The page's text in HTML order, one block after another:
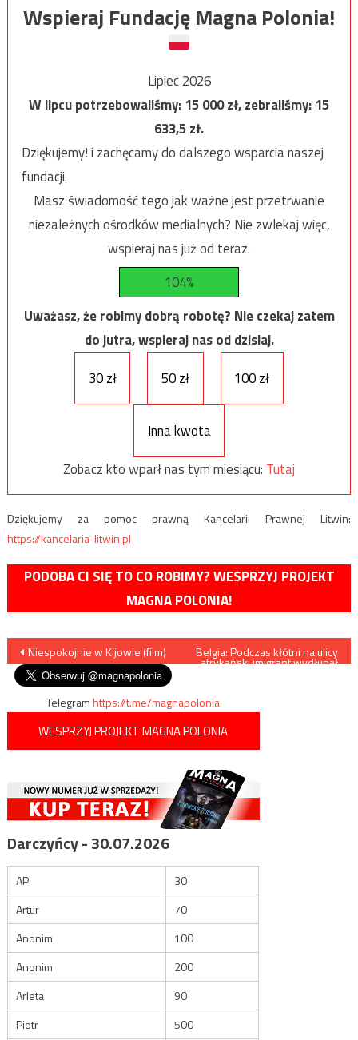
Wspieraj Fundację Magna Polonia!
Lipiec 2026
W lipcu potrzebowaliśmy:15 000zł, zebraliśmy:15
633,5zł.
Dziękujemy! i zachęcamy do dalszego wsparcia naszej
fundacji.
Masz świadomość tego jak ważne jest przetrwanie
niezależnych ośrodków medialnych? Nie zwlekaj więc,
wspieraj nas już od teraz.
104%
Uważasz, że robimy dobrą robotę? Nie czekaj zatem
do jutra, wspieraj nas od dzisiaj.
30 zł
50 zł 100 zł
Inna kwota
Zobacz kto wparł nas tym miesiącu: Tutaj
Dziękujemy za pomoc prawną Kancelarii Prawnej Litwin:
https://kancelaria-litwin.pl
PODOBA CI SIĘ TO CO ROBIMY? WESPRZYJ PROJEKT
MAGNA POLONIA!
Nawigacja
wpisu
Niespokojnie w Kijowie (film) Belgia: Podczas kłótni na ulicy
afrykański imigrant wydłubał
Telegramhttps://t.me/magnapolonia
WESPRZYJ PROJEKT MAGNA POLONIA
Darczyńcy - 30.07.2026
AP
30
Artur
70
Anonim
100
Anonim
200
Arleta
90
Piotr
500